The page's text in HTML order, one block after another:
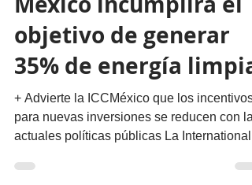
Política
México incumplirá el
objetivo de generar
35% de energía limpia
para nuevas inversiones se reducen con